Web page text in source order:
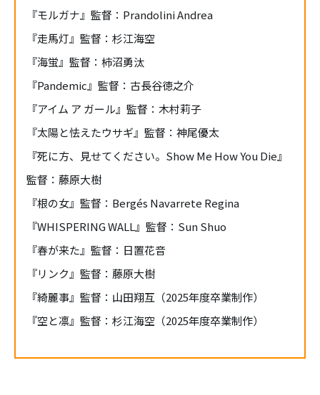
『モルガナ』監督：Prandolini Andrea
『走馬灯』監督：杉江海空
『海蛍』監督：柿沼勇汰
『Pandemic』監督：古長谷徳之介
『アイム ア ガール』監督：木村莉子
『太陽と怯えたウサギ』監督：神尾優太
『死に方、見せてください。Show Me How You Die』
監督：藤原大樹
『根の女』監督：Bergés Navarrete Regina
『WHISPERING WALL』監督：Sun Shuo
『春が来た』監督：日置花音
『リンク』監督：藤原大樹
『綺麗事』監督：山田翔互（2025年度卒業制作）
『空と凛』監督：杉江海空（2025年度卒業制作）